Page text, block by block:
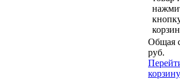
Общая
руб.
корзину